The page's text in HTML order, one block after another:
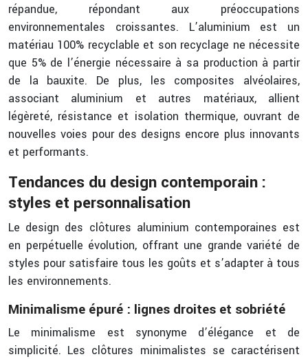
répandue, répondant aux préoccupations
environnementales croissantes. L’aluminium est un
matériau 100% recyclable et son recyclage ne nécessite
que 5% de l’énergie nécessaire à sa production à partir
de la bauxite. De plus, les composites alvéolaires,
associant aluminium et autres matériaux, allient
légèreté, résistance et isolation thermique, ouvrant de
nouvelles voies pour des designs encore plus innovants
et performants.
Tendances du design contemporain :
styles et personnalisation
Le design des clôtures aluminium contemporaines est
en perpétuelle évolution, offrant une grande variété de
styles pour satisfaire tous les goûts et s’adapter à tous
les environnements.
Minimalisme épuré : lignes droites et sobriété
Le minimalisme est synonyme d’élégance et de
simplicité. Les clôtures minimalistes se caractérisent